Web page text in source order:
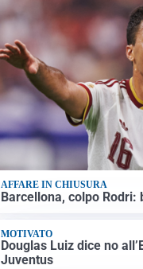
AFFARE IN CHIUSURA
Barcellona, colpo Rodri:
MOTIVATO
Douglas Luiz dice no
Juventus